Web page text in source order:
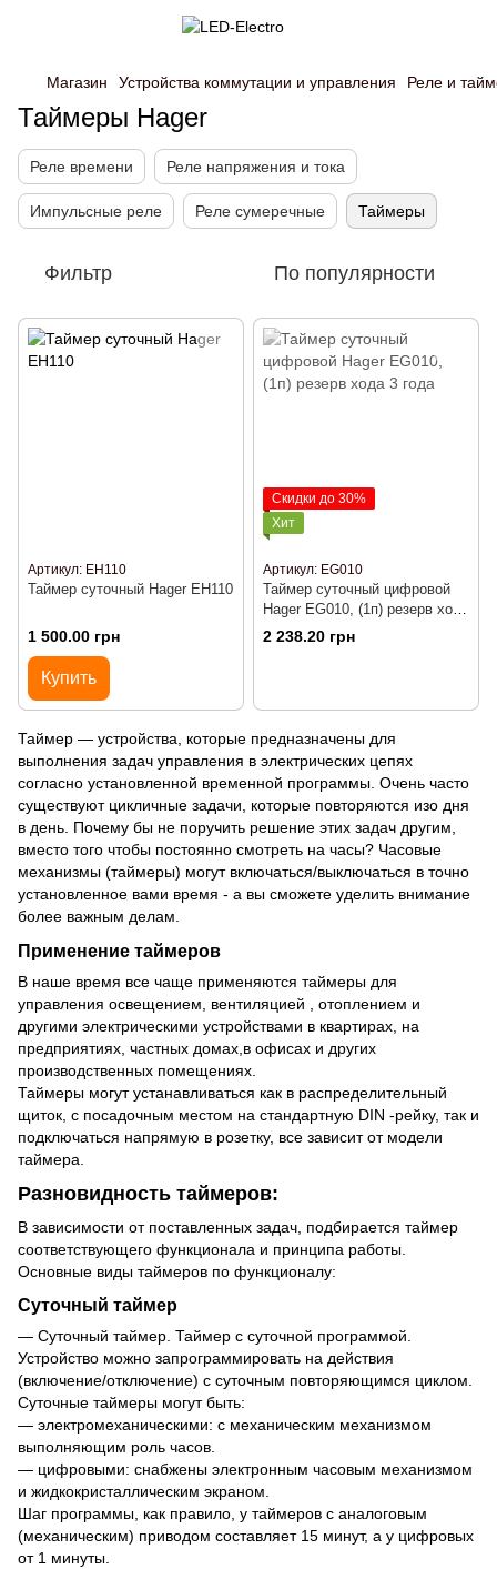
Магазин Устройства коммутации и управления Реле и
Таймеры Hager
Реле времени Реле напряжения и тока
Импульсные реле Реле сумеречные Таймеры
Фильтр По популярности
Артикул: EH110
Таймер суточный Hager EH110
1 500.00 грн
Купить
Скидки до 30%
Хит
Артикул: EG010
Таймер суточный цифровой
Hager EG010, (1п) резерв хода
3 года
2 238.20 грн
Таймер — устройства, которые предназначены для
выполнения задач управления в электрических цепях
согласно установленной временной программы. Очень часто
существуют цикличные задачи, которые повторяются изо дня
в день. Почему бы не поручить решение этих задач другим,
вместо того чтобы постоянно смотреть на часы? Часовые
механизмы (таймеры) могут включаться/выключаться в точно
установленное вами время - а вы сможете уделить внимание
более важным делам.
Применение таймеров
В наше время все чаще применяются таймеры для
управления освещением, вентиляцией , отоплением и
другими электрическими устройствами в квартирах, на
предприятиях, частных домах,в офисах и других
производственных помещениях.
Таймеры могут устанавливаться как в распределительный
щиток, с посадочным местом на стандартную DIN -рейку, так и
подключаться напрямую в розетку, все зависит от модели
таймера.
Разновидность таймеров:
В зависимости от поставленных задач, подбирается таймер
соответствующего функционала и принципа работы.
Основные виды таймеров по функционалу:
Суточный таймер
— Суточный таймер. Таймер с суточной программой.
Устройство можно запрограммировать на действия
(включение/отключение) с суточным повторяющимся циклом.
Суточные таймеры могут быть:
— электромеханическими: с механическим механизмом
выполняющим роль часов.
— цифровыми: снабжены электронным часовым механизмом
и жидкокристаллическим экраном.
Шаг программы, как правило, у таймеров с аналоговым
(механическим) приводом составляет 15 минут, а у цифровых
от 1 минуты.